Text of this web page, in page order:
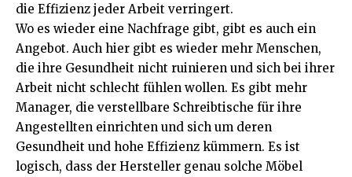
die Effizienz jeder Arbeit verringert.
Wo es wieder eine Nachfrage gibt, gibt es auch ein
Angebot. Auch hier gibt es wieder mehr Menschen,
die ihre Gesundheit nicht ruinieren und sich bei ihrer
Arbeit nicht schlecht fühlen wollen. Es gibt mehr
Manager, die verstellbare Schreibtische für ihre
Angestellten einrichten und sich um deren
Gesundheit und hohe Effizienz kümmern. Es ist
logisch, dass der Hersteller genau solche Möbel